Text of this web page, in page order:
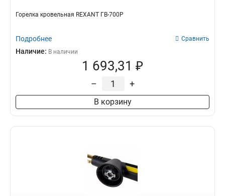
Горелка кровельная REXANT ГВ-700Р
Подробнее Сравнить
Наличие: В наличии
1 693,31 ₽
– +
В корзину